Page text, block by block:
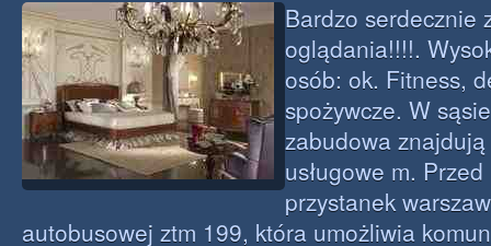
Bardzo serdecznie
oglądania!!!!.
osób: ok. Fitness,
spożywcze. W
zabudowa
usługowe m.
przystanek
autobusowej ztm 199, która umożliwia